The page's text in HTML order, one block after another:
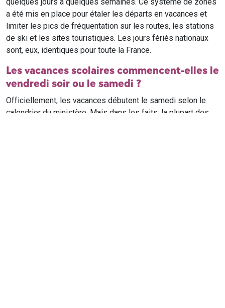
quelques jours à quelques semaines. Ce système de zones
a été mis en place pour étaler les départs en vacances et
limiter les pics de fréquentation sur les routes, les stations
de ski et les sites touristiques. Les jours fériés nationaux
sont, eux, identiques pour toute la France.
Les vacances scolaires commencent-elles le
vendredi soir ou le samedi ?
Officiellement, les vacances débutent le samedi selon le
calendrier du ministère. Mais dans les faits, la plupart des